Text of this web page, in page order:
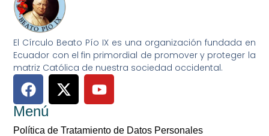
El Círculo Beato Pío IX es una organización fundada en
Ecuador con el fin primordial de promover y proteger la
matriz Católica de nuestra sociedad occidental.
Menú
Política de Tratamiento de Datos Personales